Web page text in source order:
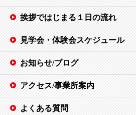
挨拶ではじまる１日の流れ
見学会・体験会スケジュール
お知らせ/ブログ
アクセス/事業所案内
よくある質問